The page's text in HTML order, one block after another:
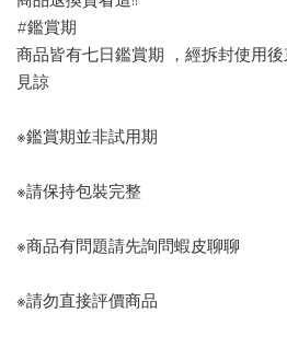
#鑑賞期
商品皆有七日鑑賞期 ，經拆封使用
見諒
※鑑賞期並非試用期
※請保持包裝完整
※商品有問題請先詢問蝦皮聊聊
※請勿直接評價商品